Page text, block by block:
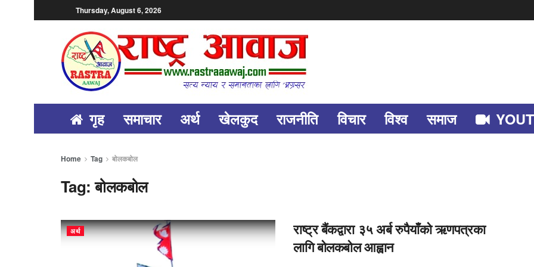
Thursday, August 6, 2026
गृह समाचार अर्थ खेलकुद राजनीति विचार विश्व समाज
Home Tag बोलकबोल
Tag:बोलकबोल
अर्थ
राष्ट्र बैंकद्वारा ३५ अर्ब रुपैयाँको ऋणपत्रका
लागि बोलकबोल आह्वान